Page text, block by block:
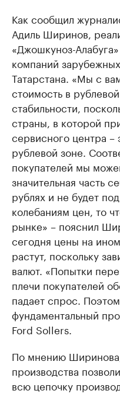
Как сообщил
Адиль Ширинов,
«Джошкуноз-
компаний
Татарстана. «Мы с
стоимость в
стабильности,
страны, в которой
сервисного центра –
рублевой зоне.
покупателей мы
значительная часть
рублях и не будет
колебаниям цен, то
рынке» – пояснил
сегодня цены на
растут, поскольку
валют. «Попытки
плечи покупателей
падает спрос.
фундаментальный
Ford Sollers.
По мнению
производства
всю цепочку